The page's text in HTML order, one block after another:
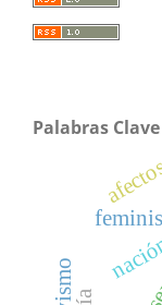
Palabras Clave